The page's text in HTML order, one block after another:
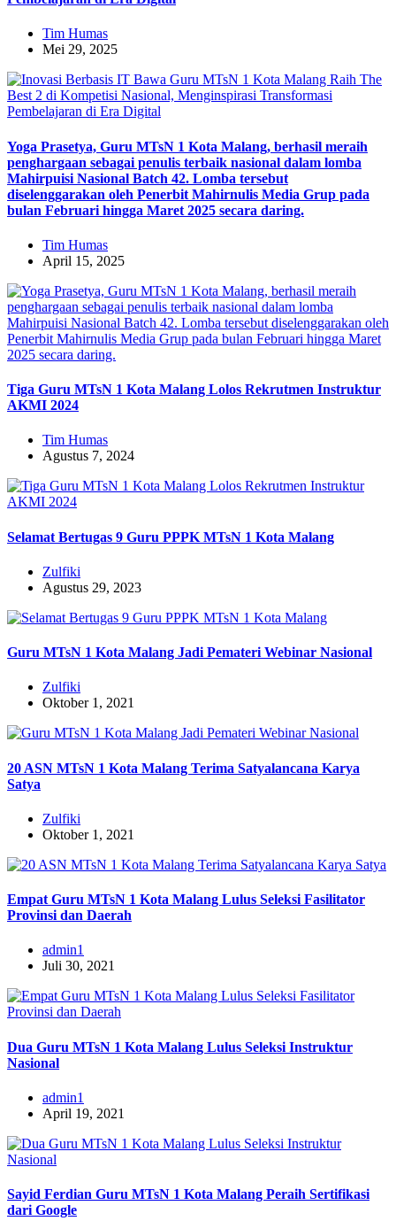
Tim Humas
Mei 29, 2025
Yoga Prasetya, Guru MTsN 1 Kota Malang, berhasil meraih
penghargaan sebagai penulis terbaik nasional dalam lomba
Mahirpuisi Nasional Batch 42. Lomba tersebut
diselenggarakan oleh Penerbit Mahirnulis Media Grup pada
bulan Februari hingga Maret 2025 secara daring.
Tim Humas
April 15, 2025
Tiga Guru MTsN 1 Kota Malang Lolos Rekrutmen Instruktur
AKMI 2024
Tim Humas
Agustus 7, 2024
Selamat Bertugas 9 Guru PPPK MTsN 1 Kota Malang
Zulfiki
Agustus 29, 2023
Guru MTsN 1 Kota Malang Jadi Pemateri Webinar Nasional
Zulfiki
Oktober 1, 2021
20 ASN MTsN 1 Kota Malang Terima Satyalancana Karya
Satya
Zulfiki
Oktober 1, 2021
Empat Guru MTsN 1 Kota Malang Lulus Seleksi Fasilitator
Provinsi dan Daerah
admin1
Juli 30, 2021
Dua Guru MTsN 1 Kota Malang Lulus Seleksi Instruktur
Nasional
admin1
April 19, 2021
Sayid Ferdian Guru MTsN 1 Kota Malang Peraih Sertifikasi
dari Google